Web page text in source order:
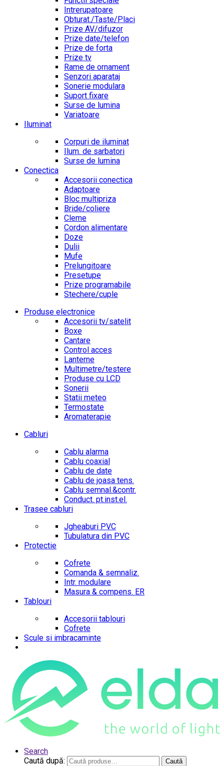
Intrerupatoare
Obturat./Taste/Placi
Prize AV/difuzor
Prize date/telefon
Prize de forta
Prize tv
Rame de ornament
Senzori aparataj
Sonerie modulara
Suport fixare
Surse de lumina
Variatoare
Iluminat
Corpuri de iluminat
Ilum. de sarbatori
Surse de lumina
Conectica
Accesorii conectica
Adaptoare
Bloc multipriza
Bride/coliere
Cleme
Cordon alimentare
Doze
Dulii
Mufe
Prelungitoare
Presetupe
Prize programabile
Stechere/cuple
Produse electronice
Accesorii tv/satelit
Boxe
Cantare
Control acces
Lanterne
Multimetre/testere
Produse cu LCD
Sonerii
Statii meteo
Termostate
Aromaterapie
Cabluri
Cablu alarma
Cablu coaxial
Cablu de date
Cablu de joasa tens.
Cablu semnal.&contr.
Conduct. pt.inst.el.
Trasee cabluri
Jgheaburi PVC
Tubulatura din PVC
Protectie
Cofrete
Comanda & semnaliz.
Intr. modulare
Masura & compens. ER
Tablouri
Accesorii tablouri
Cofrete
Scule si imbracaminte
Search
Caută după:
Caută